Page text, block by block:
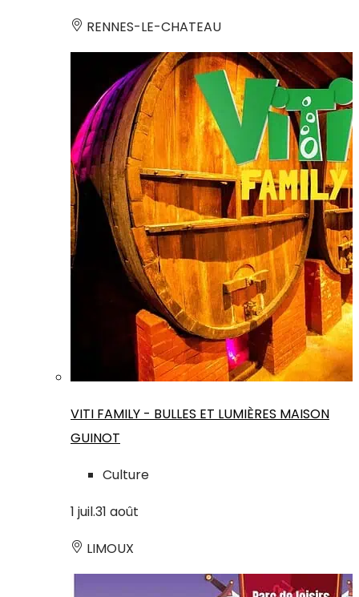
RENNES-LE-CHATEAU
VITI FAMILY - BULLES ET LUMIÈRES MAISON
GUINOT
Culture
1 juil.31 août
LIMOUX